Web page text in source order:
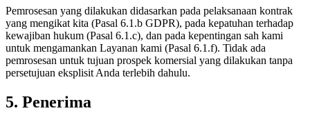
Pemrosesan yang dilakukan didasarkan pada pelaksanaan kontrak
yang mengikat kita (Pasal 6.1.b GDPR), pada kepatuhan terhadap
kewajiban hukum (Pasal 6.1.c), dan pada kepentingan sah kami
untuk mengamankan Layanan kami (Pasal 6.1.f). Tidak ada
pemrosesan untuk tujuan prospek komersial yang dilakukan tanpa
persetujuan eksplisit Anda terlebih dahulu.
5. Penerima